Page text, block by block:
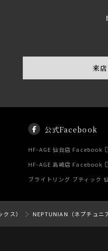
来
公式Facebook
HF-AGE 仙台店 Facebook
HF-AGE 高崎店 Facebook
ブライトリング ブティック
ス） NEPTUNIAN（ネプチュニ